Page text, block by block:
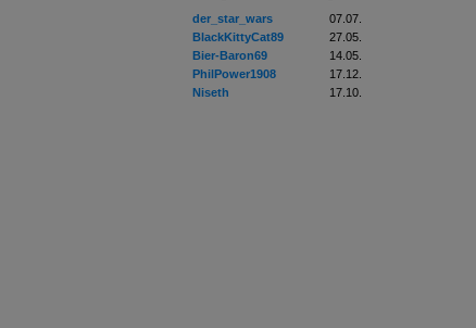
der_star_wars
07.07.
BlackKittyCat89
27.05.
Bier-Baron69
14.05.
PhilPower1908
17.12.
Niseth
17.10.